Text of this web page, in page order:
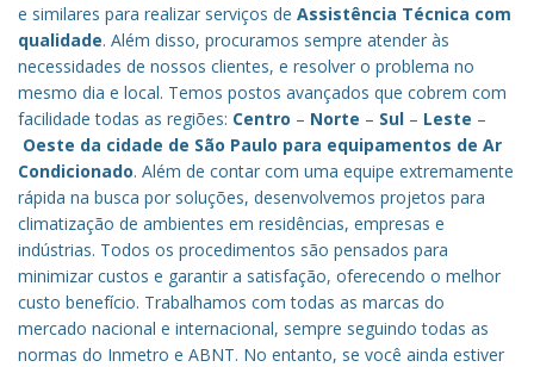
e similares para realizar serviços de Assistência Técnica com
qualidade. Além disso, procuramos sempre atender às
necessidades de nossos clientes, e resolver o problema no
mesmo dia e local. Temos postos avançados que cobrem com
facilidade todas as regiões: Centro – Norte – Sul – Leste –
Oeste da cidade de São Paulo para equipamentos de Ar
Condicionado. Além de contar com uma equipe extremamente
rápida na busca por soluções, desenvolvemos projetos para
climatização de ambientes em residências, empresas e
indústrias. Todos os procedimentos são pensados para
minimizar custos e garantir a satisfação, oferecendo o melhor
custo benefício. Trabalhamos com todas as marcas do
mercado nacional e internacional, sempre seguindo todas as
normas do Inmetro e ABNT. No entanto, se você ainda estiver